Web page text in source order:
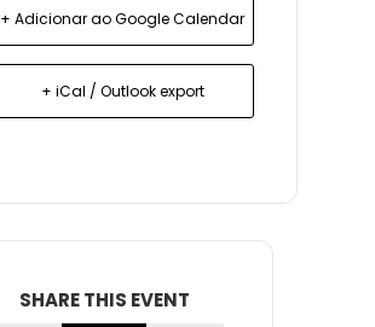
+ Adicionar ao Google Calendar
+ iCal / Outlook export
SHARE THIS EVENT